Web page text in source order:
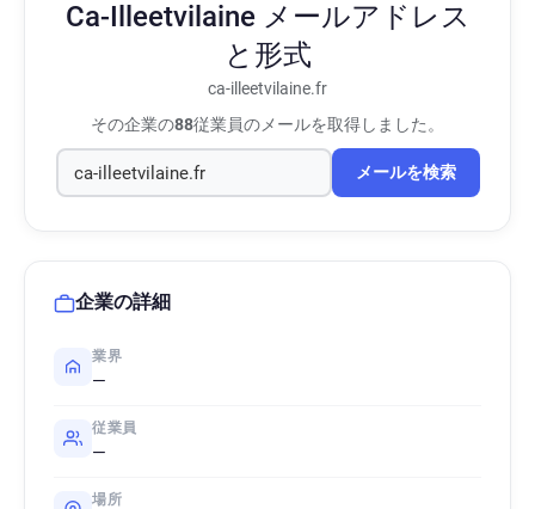
Ca-Illeetvilaine メールアドレス
と形式
ca-illeetvilaine.fr
その企業の88従業員のメールを取得しました。
メールを検索
企業の詳細
業界
—
従業員
—
場所